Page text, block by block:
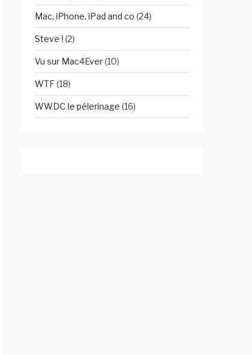
Mac, iPhone, iPad and co (24)
Steve ! (2)
Vu sur Mac4Ever(10)
WTF(18)
WWDC le pélerinage (16)